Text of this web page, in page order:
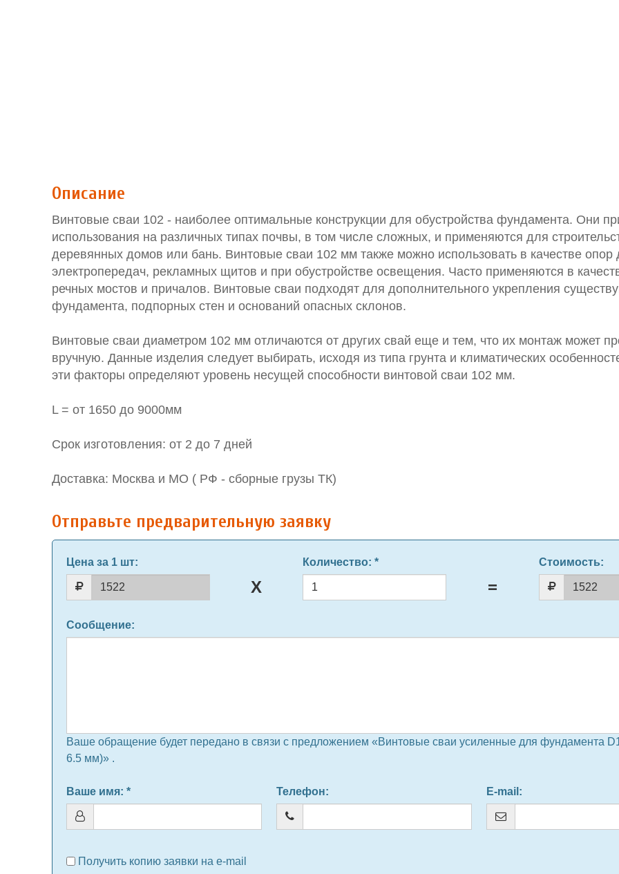
Описание
Винтовые сваи 102 - наиболее оптимальные конструкции для обустройства фундамента. Они
использования на различных типах почвы, в том числе сложных, и применяются для
деревянных домов или бань. Винтовые сваи 102 мм также можно использовать в качестве опор
электропередач, рекламных щитов и при обустройстве освещения. Часто применяются в
речных мостов и причалов. Винтовые сваи подходят для дополнительного укрепления
фундамента, подпорных стен и оснований опасных склонов.
Винтовые сваи диаметром 102 мм отличаются от других свай еще и тем, что их монтаж может
вручную. Данные изделия следует выбирать, исходя из типа грунта и климатических
эти факторы определяют уровень несущей способности винтовой сваи 102 мм.
L = от 1650 до 9000мм
Срок изготовления: от 2 до 7 дней
Доставка: Москва и МО ( РФ - сборные грузы ТК)
Отправьте предварительную заявку
Цена за 1 шт: Количество: * Стоимость:
Сообщение:
Ваше обращение будет передано в связи с предложением «Винтовые сваи усиленные для фундамента
6.5 мм)» .
Ваше имя: * Телефон: E-mail :
Получить копию заявки на e-mail